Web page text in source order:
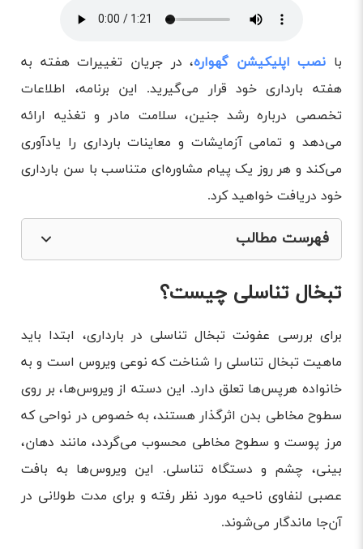
با نصب اپلیکیشن گهواره، در جریان تغییرات هفته به
هفته بارداری خود قرار می‌گیرید. این برنامه، اطلاعات
تخصصی درباره رشد جنین، سلامت مادر و تغذیه ارائه
می‌دهد و تمامی آزمایشات و معاینات بارداری را یادآوری
می‌کند و هر روز یک پیام مشاوره‌ای متناسب با سن بارداری
خود دریافت خواهید کرد.
فهرست مطالب
عوارض تبخال تناسلی بر روند بارداری
روش تشخیص تبخال تناسلی
پیشگیری از ابتلای نوزاد به تبخال تناسلی در دوران
بارداری
درمان تبخال تناسلی در دوران حاملگی چگونه انجام
می‌شود؟
تبخال تناسلی چیست؟
برای بررسی عفونت تبخال تناسلی در بارداری، ابتدا باید
ماهیت تبخال تناسلی را شناخت که نوعی ویروس است و به
خانواده هرپس‌ها تعلق دارد. این دسته از ویروس‌ها، بر روی
سطوح مخاطی بدن اثرگذار هستند، به خصوص در نواحی که
مرز پوست و سطوح مخاطی محسوب می‌گردد، مانند دهان،
بینی، چشم و دستگاه تناسلی. این ویروس‌ها به بافت
عصبی لنفاوی ناحیه مورد نظر رفته و برای مدت‌ طولانی در
آن‌جا ماندگار می‌شوند.